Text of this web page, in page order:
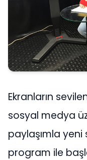
Ekranların
sosyal medya
paylaşımla
program ile